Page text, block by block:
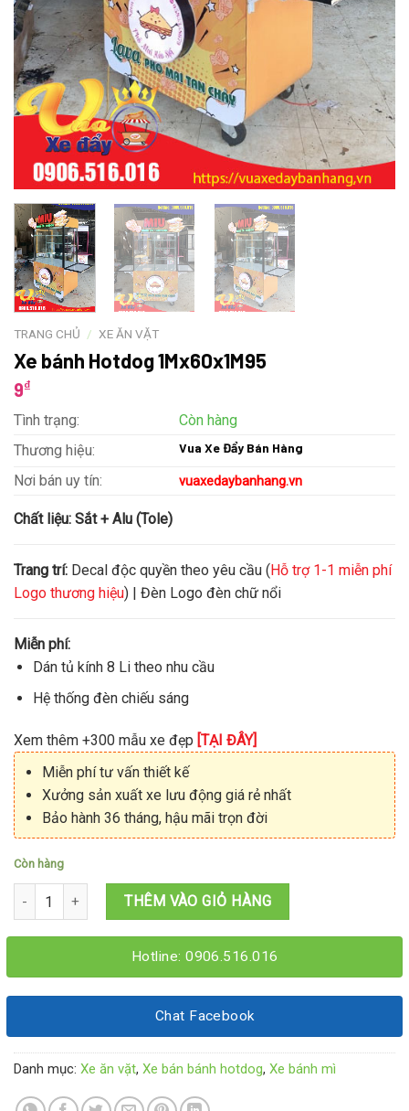
TRANG CHỦ / XE ĂN VẶT
Xe bánh Hotdog 1Mx60x1M95
9₫
Tình trạng:
Còn hàng
Thương hiệu:
Vua Xe Đẩy Bán Hàng
Nơi bán uy tín: vuaxedaybanhang.vn
Chất liệu: Sắt + Alu (Tole)
Trang trí: Decal độc quyền theo yêu cầu (Hỗ trợ 1-1 miễn phí
Logo thương hiệu) | Đèn Logo đèn chữ nổi
Miễn phí:
Dán tủ kính 8 Li theo nhu cầu
Hệ thống đèn chiếu sáng
Xem thêm +300 mẫu xe đẹp [TẠI ĐÂY]
Miễn phí tư vấn thiết kế
Xưởng sản xuất xe lưu động giá rẻ nhất
Bảo hành 36 tháng, hậu mãi trọn đời
Còn hàng
Xe bánh Hotdog 1Mx60x1M95 số lượng
THÊM VÀO GIỎ HÀNG
Hotline: 0906.516.016
Chat Facebook
Danh mục: Xe ăn vặt, Xe bán bánh hotdog, Xe bánh mì